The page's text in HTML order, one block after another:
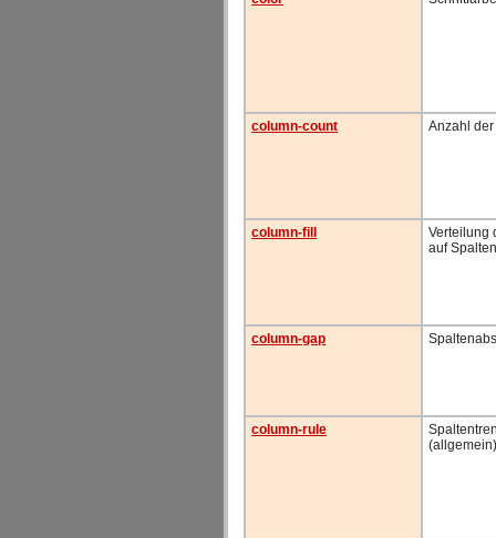
column-count Anzahl
column-fill
Verteilung
auf
column-gap
column-rule